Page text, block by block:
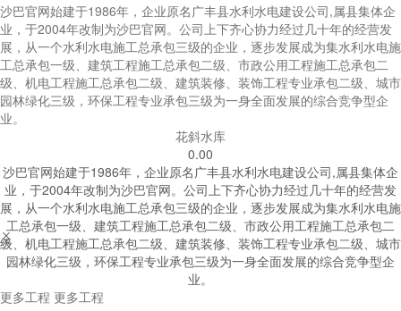
沙巴官网始建于1986年，企业原名广丰县水利水电建设公司,属县集体企
业，于2004年改制为沙巴官网。公司上下齐心协力经过几十年的经营发
展，从一个水利水电施工总承包三级的企业，逐步发展成为集水利水电施
工总承包一级、建筑工程施工总承包二级、市政公用工程施工总承包二
级、机电工程施工总承包二级、建筑装修、装饰工程专业承包二级、城市
园林绿化三级，环保工程专业承包三级为一身全面发展的综合竞争型企
业。
花斜水库
0.00
沙巴官网始建于1986年，企业原名广丰县水利水电建设公司,属县集体企
业，于2004年改制为沙巴官网。公司上下齐心协力经过几十年的经营发
展，从一个水利水电施工总承包三级的企业，逐步发展成为集水利水电施
工总承包一级、建筑工程施工总承包二级、市政公用工程施工总承包二
级、机电工程施工总承包二级、建筑装修、装饰工程专业承包二级、城市
园林绿化三级，环保工程专业承包三级为一身全面发展的综合竞争型企
业。


更多工程 更多工程